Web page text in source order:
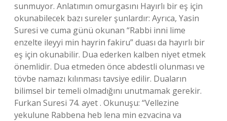
sunmuyor. Anlatımın omurgasını Hayırlı bir eş için
okunabilecek bazı sureler şunlardır: Ayrıca, Yasin
Suresi ve cuma günü okunan “Rabbi inni lime
enzelte ileyyi min hayrin fakiru” duası da hayırlı bir
eş için okunabilir. Dua ederken kalben niyet etmek
önemlidir. Dua etmeden önce abdestli olunması ve
tövbe namazı kılınması tavsiye edilir. Duaların
bilimsel bir temeli olmadığını unutmamak gerekir.
Furkan Suresi 74. ayet . Okunuşu: “Vellezine
yekulune Rabbena heb lena min ezvacina va